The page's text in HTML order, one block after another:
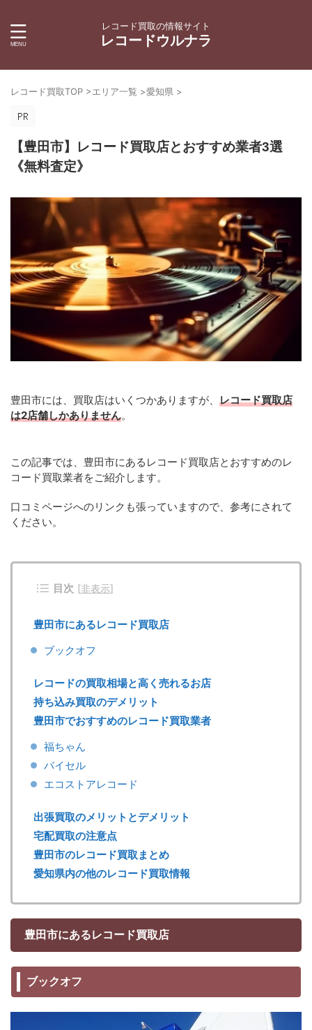
レコード買取の情報サイト
レコードウルナラ
レコード買取TOP >エリア一覧 >愛知県 >
【豊田市】レコード買取店とおすすめ業者3選
《無料査定》
豊田市には、買取店はいくつかありますが、 レコード買取店
は2店舗しかありません。
この記事では、豊田市にあるレコード買取店とおすすめのレ
コード買取業者をご紹介します。
口コミページへのリンクも張っていますので、参考にされて
ください。
目次 [非表示]
豊田市にあるレコード買取店
ブックオフ
レコードの買取相場と高く売れるお店
持ち込み買取のデメリット
豊田市でおすすめのレコード買取業者
福ちゃん
バイセル
エコストアレコード
出張買取のメリットとデメリット
宅配買取の注意点
豊田市のレコード買取まとめ
愛知県内の他のレコード買取情報
豊田市にあるレコード買取店
ブックオフ